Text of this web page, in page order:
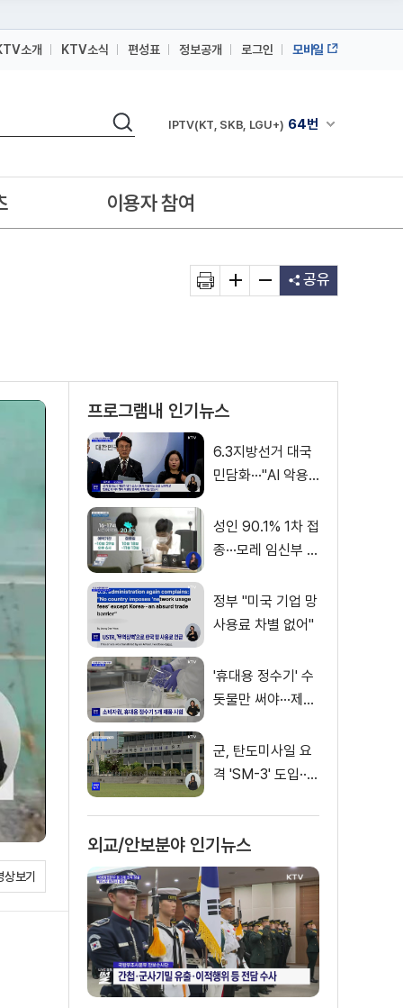
소개 KTV소식 편성표 정보공개 로그인 모바일
검색 채널안내 펼쳐
IPTV(KT, SKB, LGU+) 64번
IPTV(KT, SKB, LGU+)
이용자 참여
공유
보기
프로그램내 인기뉴스
6.3지방선거 대국
민담화···"AI 악용
성인 90.1% 1차 접
종···모레 임신부 사
정부 "미국 기업 망
사용료 차별 없어"
'휴대용 정수기' 수
돗물만 써야···제품
군, 탄도미사일 요
격 'SM-3' 도입···
외교/안보분야 인기뉴스